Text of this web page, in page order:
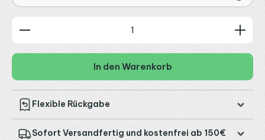
Produkt Anzahl: Gib den gewünschten Wert ein
In den Warenkorb
Flexible Rückgabe
Sofort Versandfertig und kostenfrei ab 150€